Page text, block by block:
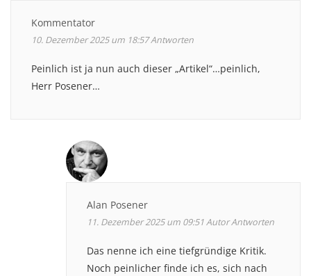
Kommentator
10. Dezember 2025 um 18:57Antworten
Peinlich ist ja nun auch dieser „Artikel“…peinlich,
Herr Posener…
Alan Posener
11. Dezember 2025 um 09:51AutorAntworten
Das nenne ich eine tiefgründige Kritik.
Noch peinlicher finde ich es, sich nach